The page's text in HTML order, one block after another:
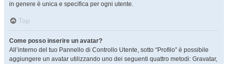
in genere è unica e specifica per ogni utente.
Top
Come posso inserire un avatar?
All’interno del tuo Pannello di Controllo Utente, sotto “Profilo” è possibile
aggiungere un avatar utilizzando uno dei seguenti quattro metodi: Gravatar,